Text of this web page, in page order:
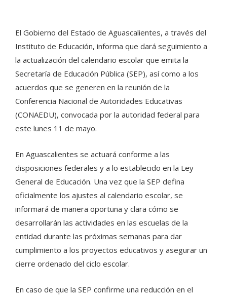
El Gobierno del Estado de Aguascalientes, a través del
Instituto de Educación, informa que dará seguimiento a
la actualización del calendario escolar que emita la
Secretaría de Educación Pública (SEP), así como a los
acuerdos que se generen en la reunión de la
Conferencia Nacional de Autoridades Educativas
(CONAEDU), convocada por la autoridad federal para
este lunes 11 de mayo.
En Aguascalientes se actuará conforme a las
disposiciones federales y a lo establecido en la Ley
General de Educación. Una vez que la SEP defina
oficialmente los ajustes al calendario escolar, se
informará de manera oportuna y clara cómo se
desarrollarán las actividades en las escuelas de la
entidad durante las próximas semanas para dar
cumplimiento a los proyectos educativos y asegurar un
cierre ordenado del ciclo escolar.
En caso de que la SEP confirme una reducción en el